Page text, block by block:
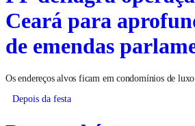
PF deflagra
Ceará para
de emendas
Os endereços alvos ficam em condomínios de luxo